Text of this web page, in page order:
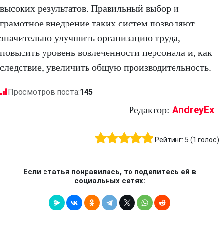
высоких результатов. Правильный выбор и
грамотное внедрение таких систем позволяют
значительно улучшить организацию труда,
повысить уровень вовлеченности персонала и, как
следствие, увеличить общую производительность.
Просмотров поста:145
Редактор: AndreyEx
Рейтинг: 5 (1 голос)
Если статья понравилась, то поделитесь ей в
социальных сетях: